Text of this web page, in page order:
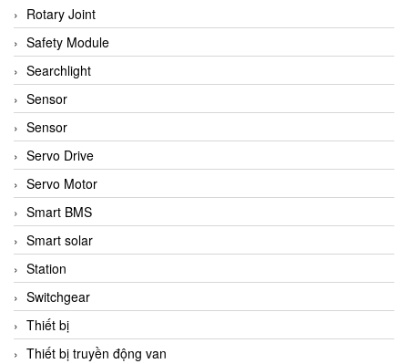
Rotary Joint
Safety Module
Searchlight
Sensor
Sensor
Servo Drive
Servo Motor
Smart BMS
Smart solar
Station
Switchgear
Thiết bị
Thiết bị truyền động van